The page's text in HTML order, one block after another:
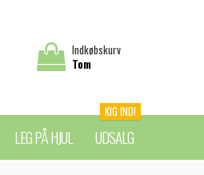
Indkøbskurv
Tom
LEG PÅ HJUL UDSALG
KIG IND!